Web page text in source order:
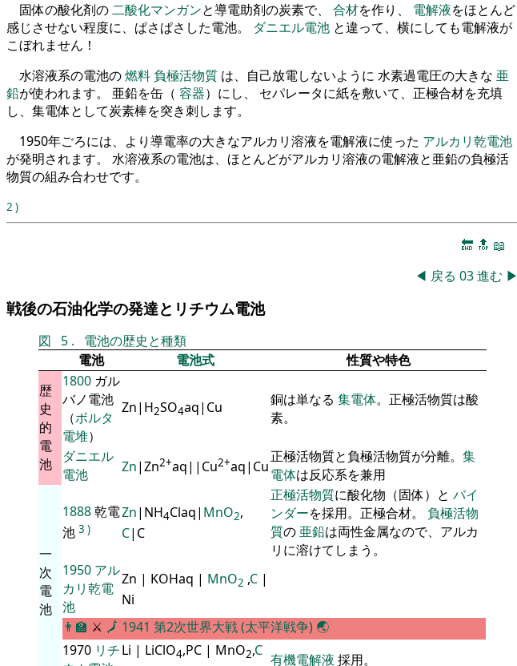
固体の酸化剤の二酸化マンガンと導電助剤の炭素で、 合材を作り、 電解液をほとんど
感じさせない程度に、ぱさぱさした電池。 ダニエル電池 と違って、横にしても電解液が
こぼれません！
水溶液系の電池の燃料 負極活物質 は、自己放電しないように 水素過電圧の大きな 亜
鉛が使われます。 亜鉛を缶（ 容器）にし、 セパレータに紙を敷いて、正極合材を充填
し、集電体として炭素棒を突き刺します。
1950年ごろには、より導電率の大きなアルカリ溶液を電解液に使った アルカリ乾電池
が発明されます。 水溶液系の電池は、ほとんどがアルカリ溶液の電解液と亜鉛の負極活
物質の組み合わせです。
2 )
🔚 🔝 📖
◀ 戻る 03進む ▶
戦後の石油化学の発達とリチウム電池
図 5 .
電池の歴史と種類
電池
電池式
性質や特色
歴
史
的
電
池
1800 ガル
バノ電池
（ボルタ
電堆）
Zn|H2SO4aq|Cu 銅は単なる 集電体。正極活物質は酸
素。
ダニエル
電池
Zn|Zn2+aq||Cu2+aq|Cu
正極活物質と負極活物質が分離。 集
電体は反応系を兼用
一
次
電
池
1888乾電
池 3 )
Zn|NH4Claq| MnO2,
C|C
正極活物質に酸化物（固体）と バイ
ンダーを採用。正極合材。 負極活物
質の亜鉛は両性金属なので、アルカ
リに溶けてしまう。
1950 アル
カリ乾電
池
Zn | KOHaq | MnO2 ,C |
Ni
👨‍🏫 ⚔ 🗾 1941 第2次世界大戦 (太平洋戦争) 🌏
1970 リチLi | LiClO4,PC | MnO2,C
有機電解液 採用。